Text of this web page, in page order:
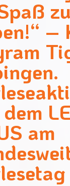
–
am